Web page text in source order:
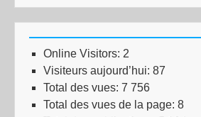
Online Visitors: 2
Visiteurs aujourd’hui: 87
Total des vues: 7 756
Total des vues de la page: 8